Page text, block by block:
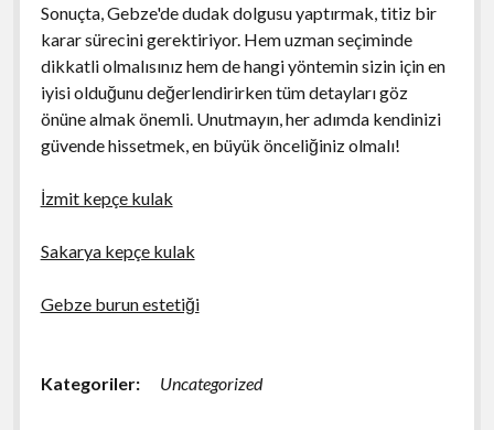
Sonuçta, Gebze'de dudak dolgusu yaptırmak, titiz bir
karar sürecini gerektiriyor. Hem uzman seçiminde
dikkatli olmalısınız hem de hangi yöntemin sizin için en
iyisi olduğunu değerlendirirken tüm detayları göz
önüne almak önemli. Unutmayın, her adımda kendinizi
güvende hissetmek, en büyük önceliğiniz olmalı!
İzmit kepçe kulak
Sakarya kepçe kulak
Gebze burun estetiği
Kategoriler: Uncategorized